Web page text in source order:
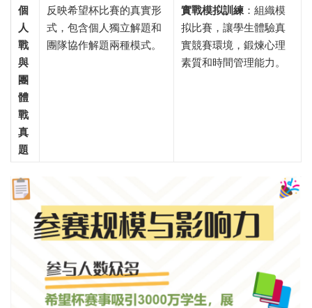
個
人
戰
與
團
體
戰
真
題
反映希望杯比賽的真實形
式，包含個人獨立解題和
團隊協作解題兩種模式。
實戰模拟訓練 ​：組織模
拟比賽，讓學生體驗真
實競賽環境，鍛煉心理
素質和時間管理能力。